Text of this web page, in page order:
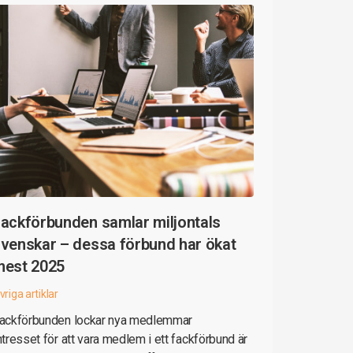
samlar miljontals
– dessa förbund har ökat
2025
artiklar
lockar nya medlemmar
för att vara medlem i ett fackförbund är